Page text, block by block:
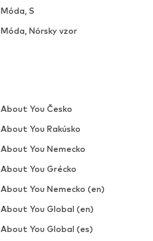
Móda, S
Móda, Nórsky vzor
About You Česko
About You Rakúsko
About You Nemecko
About You Grécko
About You Nemecko (en)
About You Global (en)
About You Global (es)